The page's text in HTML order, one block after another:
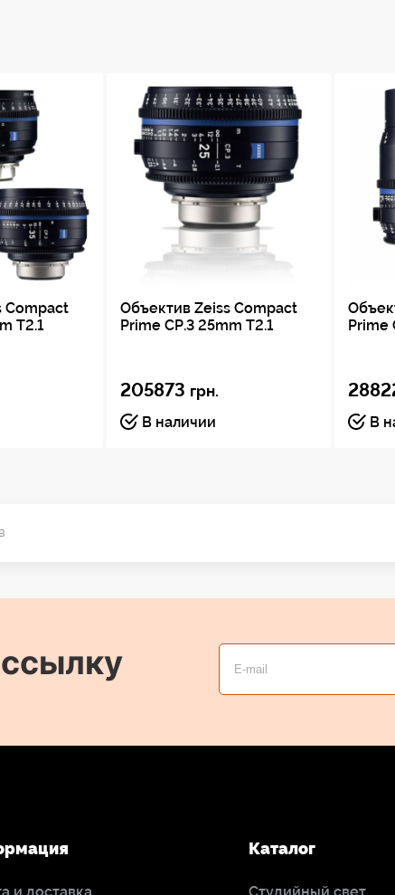
(8,8 х 6,6 мм)
формат 4:3
(8,8 х 6,6 мм)
Compact
T2.1
Объектив Zeiss Compact
Prime CP.3 25mm T2.1
205873 грн.
В наличии
Prime
В
и доставка
Каталог
Студийный свет